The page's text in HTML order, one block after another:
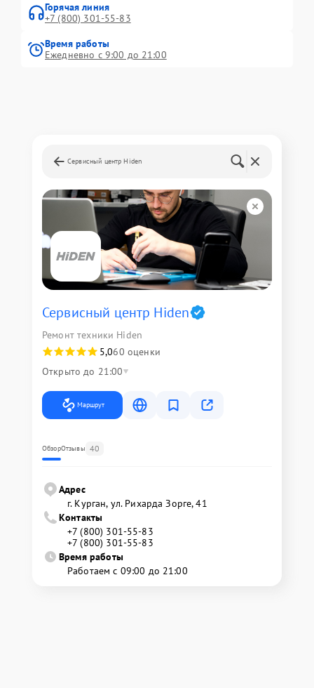
Горячая линия
+7 (800) 301-55-83
Время работы
Ежедневно с 9:00 до 21:00
Сервисный центр Hiden
Сервисный центр Hiden
Ремонт техники Hiden
5,060 оценки
Открыто до 21:00
Маршрут
ОбзорОтзывы 40
Адрес
г. Курган, ул. Рихарда Зорге, 41
Контакты
+7 (800) 301-55-83
+7 (800) 301-55-83
Время работы
Работаем с 09:00 до 21:00